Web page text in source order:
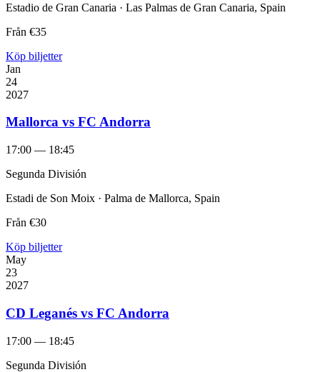
Estadio de Gran Canaria · Las Palmas de Gran Canaria, Spain
Från €35
Köp biljetter
Jan
24
2027
Mallorca vs FC Andorra
17:00 — 18:45
Segunda División
Estadi de Son Moix · Palma de Mallorca, Spain
Från €30
Köp biljetter
May
23
2027
CD Leganés vs FC Andorra
17:00 — 18:45
Segunda División